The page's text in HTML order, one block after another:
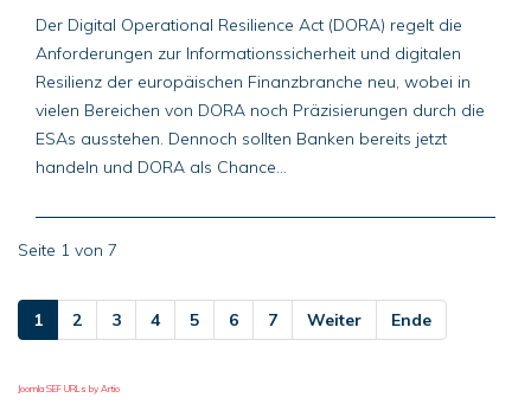
Der Digital Operational Resilience Act (DORA) regelt die
Anforderungen zur Informationssicherheit und digitalen
Resilienz der europäischen Finanzbranche neu, wobei in
vielen Bereichen von DORA noch Präzisierungen durch die
ESAs ausstehen. Dennoch sollten Banken bereits jetzt
handeln und DORA als Chance...
Seite 1 von 7
1 2 3 4 5 6 7 Weiter Ende
Joomla SEF URLs by Artio